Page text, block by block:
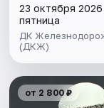
23 октября 2026
пятница
ДК
(ДКЖ)
от 2 800 ₽